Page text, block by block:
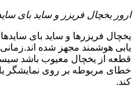
ارور یخچال فریزر و ساید بای
یخچال فریزرها و ساید بای
یابی هوشمند مجهز شده
قطعه از یخچال معیوب باشد
کند.